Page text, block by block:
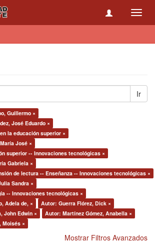
Ir
Guillermo ×
José Eduardo ×
la educación superior ×
José ×
superior -- Innovaciones tecnológicas ×
Gabriela ×
de lectura -- Enseñanza -- Innovaciones tecnológicas ×
Sandra ×
-- Innovaciones tecnológicas ×
Adela de, ×
Autor: Guerra Flórez, Dick ×
John Edwin ×
Autor: Martínez Gómez, Anabella ×
Moisés ×
Mostrar Filtros Avanzados